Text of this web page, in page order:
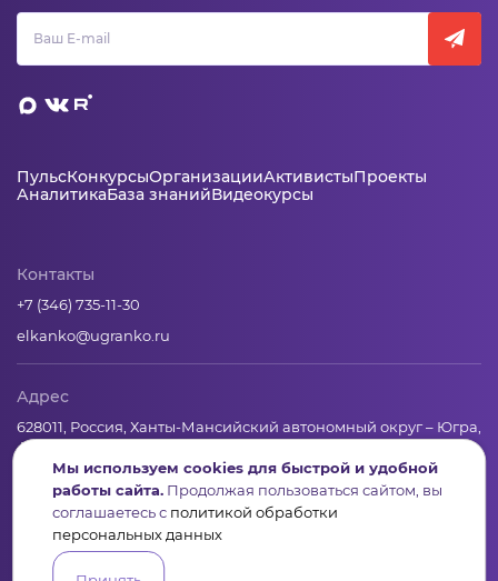
ПульсКонкурсыОрганизацииАктивистыПроекты
АналитикаБаза знанийВидеокурсы
Контакты
+7 (346) 735-11-30
elkanko@ugranko.ru
Адрес
628011, Россия, Ханты-Мансийский автономный округ – Югра,
г. Ханты-Мансийск, ул. Светлая 36
Юридическая информация
Региональный грантооператор Фонд «Центр гражданских и
социальных инициатив Югры»
Мы используем cookies для быстрой и удобной
работы сайта. Продолжая пользоваться сайтом, вы
соглашаетесь с политикой обработки
персональных данных